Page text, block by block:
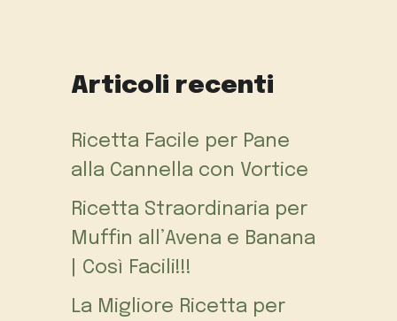
Articoli recenti
Ricetta Facile per Pane
alla Cannella con Vortice
Ricetta Straordinaria per
Muffin all’Avena e Banana
| Così Facili!!!
La Migliore Ricetta per